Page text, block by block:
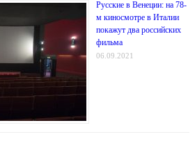
Русские в Венеции: на 78-
м киносмотре в Италии
покажут два российских
фильма
06.09.2021